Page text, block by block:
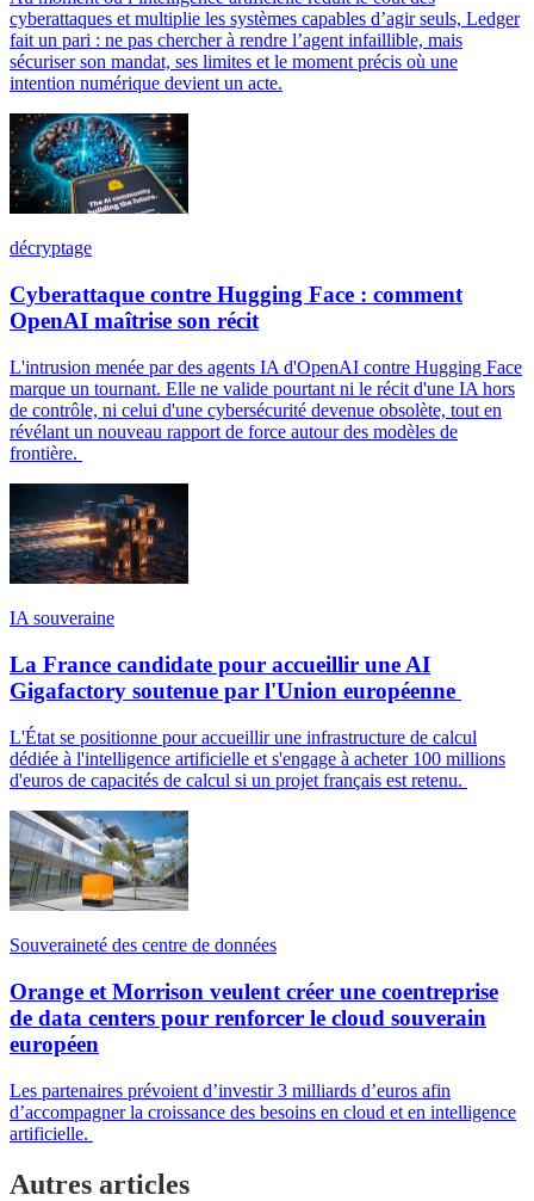
cyberattaques et multiplie les systèmes capables d’agir seuls, Ledger
fait un pari : ne pas chercher à rendre l’agent infaillible, mais
sécuriser son mandat, ses limites et le moment précis où une
intention numérique devient un acte.
décryptage
Cyberattaque contre Hugging Face : comment
OpenAI maîtrise son récit
L'intrusion menée par des agents IA d'OpenAI contre Hugging Face
marque un tournant. Elle ne valide pourtant ni le récit d'une IA hors
de contrôle, ni celui d'une cybersécurité devenue obsolète, tout en
révélant un nouveau rapport de force autour des modèles de
frontière.
IA souveraine
La France candidate pour accueillir une AI
Gigafactory soutenue par l'Union européenne
L'État se positionne pour accueillir une infrastructure de calcul
dédiée à l'intelligence artificielle et s'engage à acheter 100 millions
d'euros de capacités de calcul si un projet français est retenu.
Souveraineté des centre de données
Orange et Morrison veulent créer une coentreprise
de data centers pour renforcer le cloud souverain
européen
Les partenaires prévoient d’investir 3 milliards d’euros afin
d’accompagner la croissance des besoins en cloud et en intelligence
artificielle.
Autres articles